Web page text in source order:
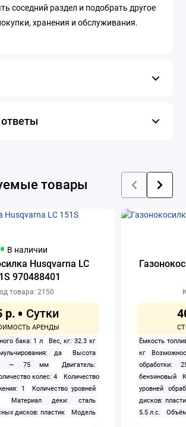
соседний раздел и подобрать другое
хранения и обслуживания.
товары
В наличии
Husqvarna LC
970488401
товара: 2150
р.
бака: 1 л
Вес, кг: 32.3 кг
да
Высота
25 — 75 мм
Двигатель:
колес: 4
Количество
1
Количество уровней
Материал деки: сталь
дисков: пластик
Модель
Ёмкость
кг
бензиновый
уровней
дисков:
5.5 л.с.